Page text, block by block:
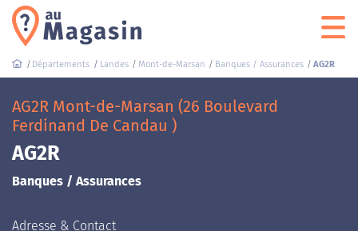
Départements Landes Mont-de-Marsan Banques / Assurances AG2R
AG2R Mont-de-Marsan (26 Boulevard
Ferdinand De Candau )
AG2R
Banques / Assurances
Adresse & Contact